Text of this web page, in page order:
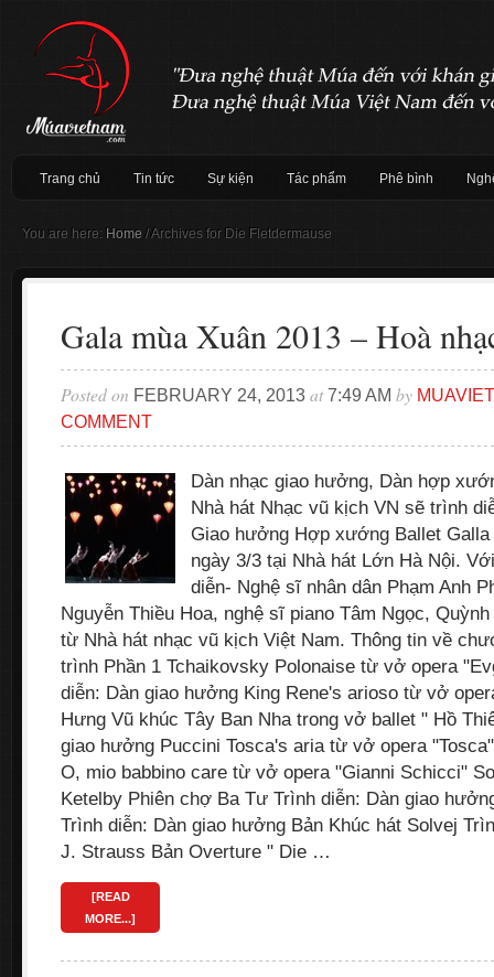
Trang chủ Tin tức Sự kiện Tác phẩm Phê bình
You are here: Home /Archives for Die Fletdermause
Gala mùa Xuân 2013 – Hoà
Posted on FEBRUARY 24, 2013 at7:49 AM by
COMMENT
Dàn nhạc giao hưởng, Dàn hợp
Nhà hát Nhạc vũ kịch VN sẽ trình
Giao hưởng Hợp xướng Ballet Galla
ngày 3/3 tại Nhà hát Lớn Hà Nội.
diễn- Nghệ sĩ nhân dân Phạm Anh
Nguyễn Thiều Hoa, nghệ sĩ piano Tâm Ngọc,
từ Nhà hát nhạc vũ kịch Việt Nam. Thông tin về
trình Phần 1 Tchaikovsky Polonaise từ vở opera
diễn: Dàn giao hưởng King Rene's arioso từ vở
Hưng Vũ khúc Tây Ban Nha trong vở ballet " Hồ
giao hưởng Puccini Tosca's aria từ vở opera
O, mio babbino care từ vở opera "Gianni Schicci"
Ketelby Phiên chợ Ba Tư Trình diễn: Dàn giao
Trình diễn: Dàn giao hưởng Bản Khúc hát Solvej
J. Strauss Bản Overture " Die …
[READ
MORE...]